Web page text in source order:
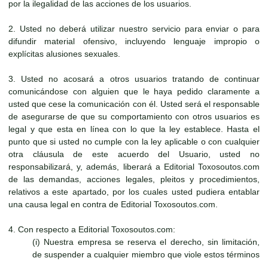
por la ilegalidad de las acciones de los usuarios.
2. Usted no deberá utilizar nuestro servicio para enviar o para
difundir material ofensivo, incluyendo lenguaje impropio o
explícitas alusiones sexuales.
3. Usted no acosará a otros usuarios tratando de continuar
comunicándose con alguien que le haya pedido claramente a
usted que cese la comunicación con él. Usted será el responsable
de asegurarse de que su comportamiento con otros usuarios es
legal y que esta en línea con lo que la ley establece. Hasta el
punto que si usted no cumple con la ley aplicable o con cualquier
otra cláusula de este acuerdo del Usuario, usted no
responsabilizará, y, además, liberará a Editorial Toxosoutos.com
de las demandas, acciones legales, pleitos y procedimientos,
relativos a este apartado, por los cuales usted pudiera entablar
una causa legal en contra de Editorial Toxosoutos.com.
4. Con respecto a Editorial Toxosoutos.com:
(i) Nuestra empresa se reserva el derecho, sin limitación,
de suspender a cualquier miembro que viole estos términos